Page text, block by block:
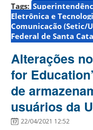
Tags:
Eletrônica e
Comunicação (Setic/
Federal de Santa
Alterações
for
de
usuários da
22/04/2021 12:52